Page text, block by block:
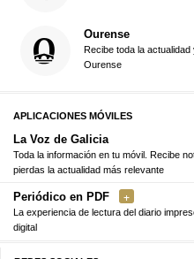
Ourense
Recibe toda la
Ourense
APLICACIONES MÓVILES
La Voz de Galicia
Toda la información en tu móvil. Recibe
pierdas la actualidad más relevante
Periódico en PDF
La experiencia de lectura del diario
digital